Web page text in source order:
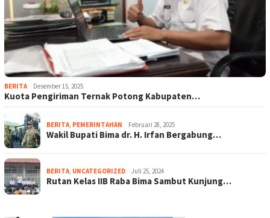
BERITA Desember 15, 2025
Kuota Pengiriman Ternak Potong Kabupaten…
BERITA, PEMERINTAHAN Februari 28, 2025
Wakil Bupati Bima dr. H. Irfan Bergabung…
BERITA, UNCATEGORIZED Juli 25, 2024
Rutan Kelas IIB Raba Bima Sambut Kunjung…